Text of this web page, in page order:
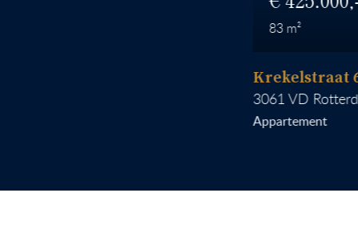
Krekelstraat 6 B
3061 VD Rotterdam
Appartement